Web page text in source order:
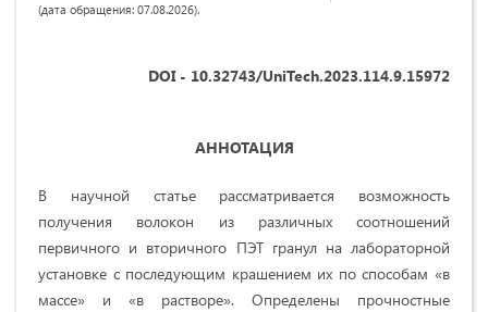
(дата обращения: 07.08.2026).
DOI - 10.32743/UniTech.2023.114.9.15972
АННОТАЦИЯ
В научной статье рассматривается возможность
получения волокон из различных соотношений
первичного и вторичного ПЭТ гранул на лабораторной
установке с последующим крашением их по способам «в
массе» и «в растворе». Определены прочностные